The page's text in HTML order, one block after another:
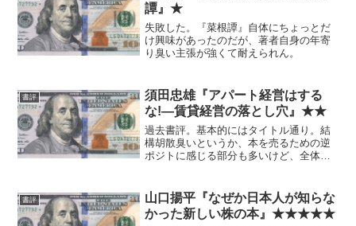
譚』★
失敗した。『菜根譚』自体にちょっとだ
け興味があったのだが、著者自身の年寄
り臭い主張が強くて耐えられん。
書評
須田忠雄『アパート経営はする
な!―賃貸経営の落とし穴』★★
過去書評。基本的にはタイトル通り。結
構胡散臭いというか、本を売るための逆
ポジトに感じる部分も多いけど、全体の
書評
山口揚平『なぜか日本人が知らな
かった新しい株の本』★★★★★